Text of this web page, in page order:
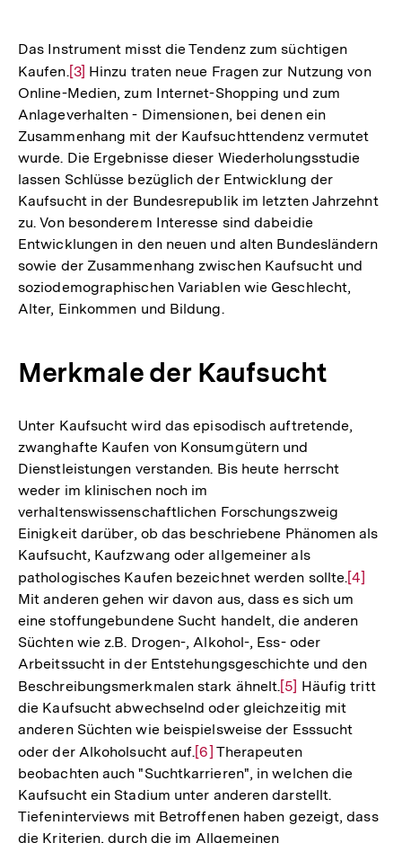
Das Instrument misst die Tendenz zum süchtigen
Kaufen.Zur
Auflösung
der
Fußnote
[3] Hinzu traten neue Fragen zur Nutzung von
Online-Medien, zum Internet-Shopping und zum
Anlageverhalten - Dimensionen, bei denen ein
Zusammenhang mit der Kaufsuchttendenz vermutet
wurde. Die Ergebnisse dieser Wiederholungsstudie
lassen Schlüsse bezüglich der Entwicklung der
Kaufsucht in der Bundesrepublik im letzten Jahrzehnt
zu. Von besonderem Interesse sind dabeidie
Entwicklungen in den neuen und alten Bundesländern
sowie der Zusammenhang zwischen Kaufsucht und
soziodemographischen Variablen wie Geschlecht,
Alter, Einkommen und Bildung.
Merkmale der Kaufsucht
Unter Kaufsucht wird das episodisch auftretende,
zwanghafte Kaufen von Konsumgütern und
Dienstleistungen verstanden. Bis heute herrscht
weder im klinischen noch im
verhaltenswissenschaftlichen Forschungszweig
Einigkeit darüber, ob das beschriebene Phänomen als
Kaufsucht, Kaufzwang oder allgemeiner als
pathologisches Kaufen bezeichnet werden sollte.Zur
der
[4]
Mit anderen gehen wir davon aus, dass es sich um
eine stoffungebundene Sucht handelt, die anderen
Süchten wie z.B. Drogen-, Alkohol-, Ess- oder
Arbeitssucht in der Entstehungsgeschichte und den
Beschreibungsmerkmalen stark ähnelt.Zur
Auflösung
der
Fußnote
[5] Häufig tritt
die Kaufsucht abwechselnd oder gleichzeitig mit
anderen Süchten wie beispielsweise der Esssucht
oder der Alkoholsucht auf.Zur
Auflösung
der
Fußnote
[6] Therapeuten
beobachten auch "Suchtkarrieren", in welchen die
Kaufsucht ein Stadium unter anderen darstellt.
Tiefeninterviews mit Betroffenen haben gezeigt, dass
die Kriterien, durch die im Allgemeinen